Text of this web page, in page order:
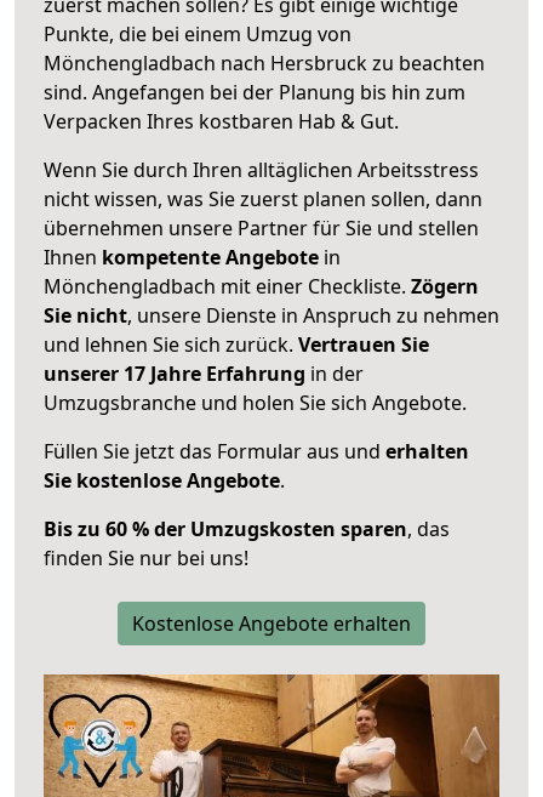
Punkte, die bei einem Umzug von
Mönchengladbach nach Hersbruck zu beachten
sind. Angefangen bei der Planung bis hin zum
Verpacken Ihres kostbaren Hab & Gut.
Wenn Sie durch Ihren alltäglichen Arbeitsstress
nicht wissen, was Sie zuerst planen sollen, dann
übernehmen unsere Partner für Sie und stellen
Ihnen kompetente Angebote in
Mönchengladbach mit einer Checkliste. Zögern
Sie nicht, unsere Dienste in Anspruch zu nehmen
und lehnen Sie sich zurück. Vertrauen Sie
unserer 17 Jahre Erfahrung in der
Umzugsbranche und holen Sie sich Angebote.
Füllen Sie jetzt das Formular aus und erhalten
Sie kostenlose Angebote.
Bis zu 60 % der Umzugskosten sparen, das
finden Sie nur bei uns!
Kostenlose Angebote erhalten